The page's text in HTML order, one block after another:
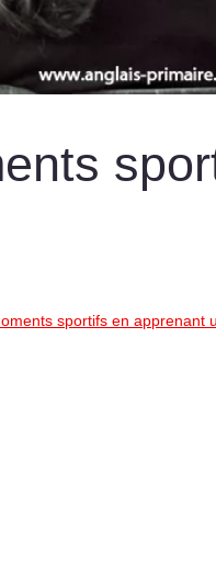
sportifs en apprenant